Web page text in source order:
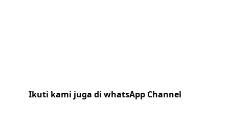
Ikuti kami juga di whatsApp Channel